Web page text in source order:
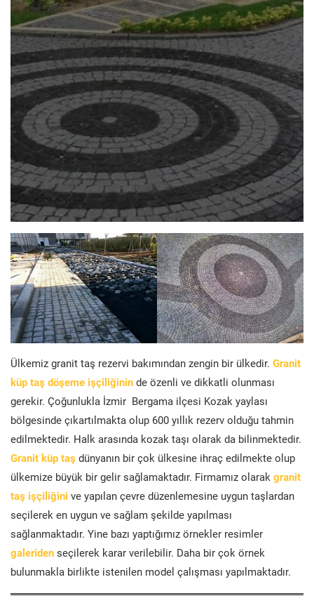
Ülkemiz granit taş rezervi bakımından zengin bir ülkedir. Granit
küp taş döşeme işçiliğinin de özenli ve dikkatli olunması
gerekir. Çoğunlukla İzmir Bergama ilçesi Kozak yaylası
bölgesinde çıkartılmakta olup 600 yıllık rezerv olduğu tahmin
edilmektedir. Halk arasında kozak taşı olarak da bilinmektedir.
Granit küp taş dünyanın bir çok ülkesine ihraç edilmekte olup
ülkemize büyük bir gelir sağlamaktadır. Firmamız olarak granit
taş işçiliğini ve yapılan çevre düzenlemesine uygun taşlardan
seçilerek en uygun ve sağlam şekilde yapılması
sağlanmaktadır. Yine bazı yaptığımız örnekler resimler
galeriden seçilerek karar verilebilir. Daha bir çok örnek
bulunmakla birlikte istenilen model çalışması yapılmaktadır.